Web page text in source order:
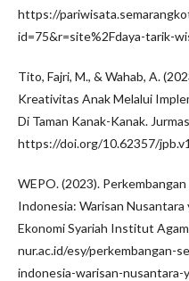
https://
id=75&r=site%2Fdaya-tarik-
Tito, Fajri, M., & Wahab, A.
Kreativitas Anak Melalui
Di Taman Kanak-Kanak.
https://doi.org/10.62357/
WEPO. (2023).
Indonesia: Warisan
Ekonomi Syariah Institut
nur.ac.id/esy/perkembangan-
indonesia-warisan-nusantara-